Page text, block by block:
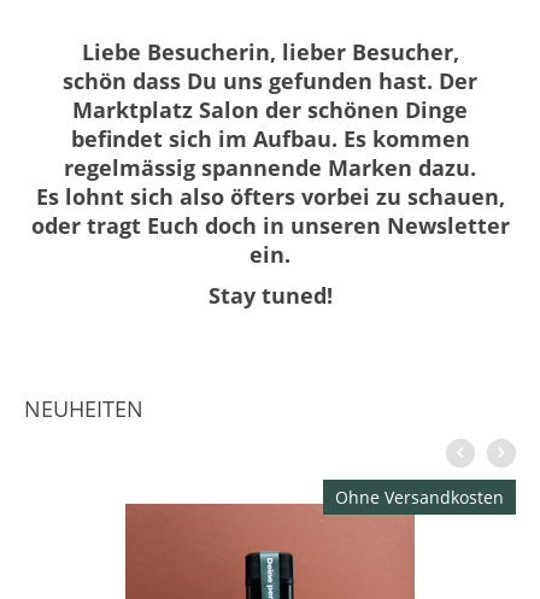
Liebe Besucherin, lieber Besucher,
schön dass Du uns gefunden hast. Der
Marktplatz Salon der schönen Dinge
befindet sich im Aufbau. Es kommen
regelmässig spannende Marken dazu.
Es lohnt sich also öfters vorbei zu schauen,
oder tragt Euch doch in unseren Newsletter
ein.
Stay tuned!
NEUHEITEN
Ohne Versandkosten